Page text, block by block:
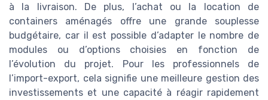
à la livraison. De plus, l’achat ou la location de
containers aménagés offre une grande souplesse
budgétaire, car il est possible d’adapter le nombre de
modules ou d’options choisies en fonction de
l’évolution du projet. Pour les professionnels de
l’import-export, cela signifie une meilleure gestion des
investissements et une capacité à réagir rapidement